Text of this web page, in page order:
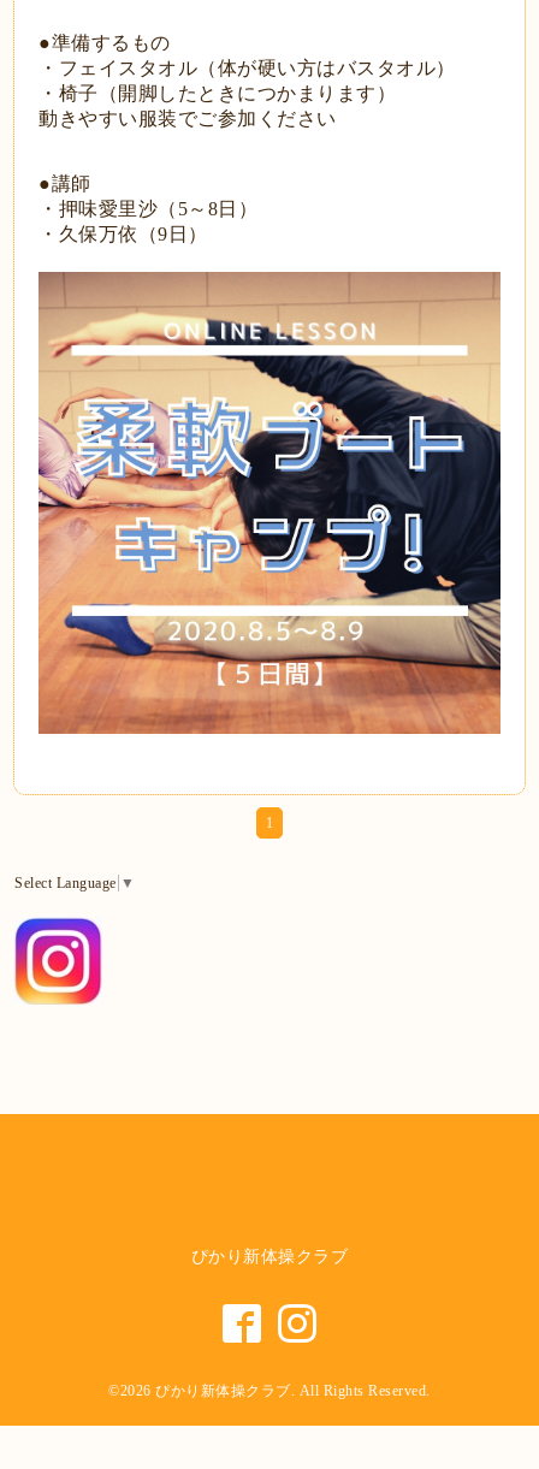
●準備するもの
・フェイスタオル（体が硬い方はバスタオル）
・椅子（開脚したときにつかまります）
動きやすい服装でご参加ください
●講師
・押味愛里沙（5～8日）
・久保万依（9日）
1
Select Language ▼
ぴかり新体操クラブ
©2026ぴかり新体操クラブ . All Rights Reserved.